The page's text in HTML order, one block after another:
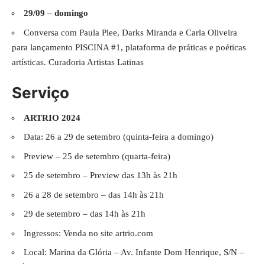
29/09 – domingo
Conversa com Paula Plee, Darks Miranda e Carla Oliveira
para lançamento PISCINA #1, plataforma de práticas e poéticas
artísticas. Curadoria Artistas Latinas
Serviço
ARTRIO 2024
Data: 26 a 29 de setembro (quinta-feira a domingo)
Preview – 25 de setembro (quarta-feira)
25 de setembro – Preview das 13h às 21h
26 a 28 de setembro – das 14h às 21h
29 de setembro – das 14h às 21h
Ingressos: Venda no site artrio.com
Local: Marina da Glória – Av. Infante Dom Henrique, S/N –